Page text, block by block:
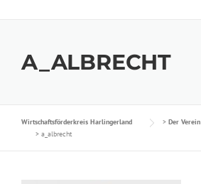
A_ALBRECHT
Wirtschaftsförderkreis Harlingerland > Der Verein
> a_albrecht